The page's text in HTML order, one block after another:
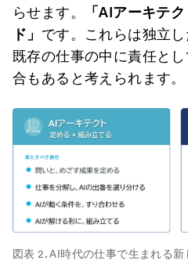
らせます。
「AIアーキテク
ド」 です。これらは独立し
既存の仕事の中に責任と
合もあると考えられます。
図表 2. AI時代の仕事で生まれる新